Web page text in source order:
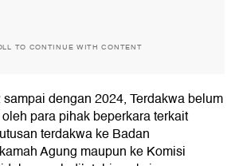
TO CONTINUE WITH CONTENT
dengan 2024, Terdakwa belum
para pihak beperkara terkait
terdakwa ke Badan
Agung maupun ke Komisi